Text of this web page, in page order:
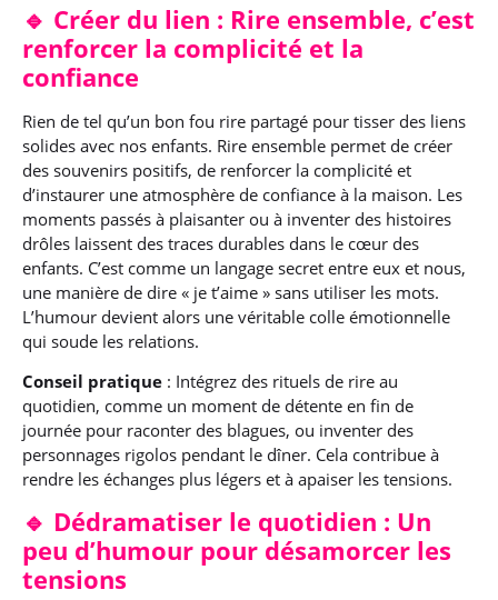
🔹 Créer du lien : Rire ensemble, c’est
renforcer la complicité et la
confiance
Rien de tel qu’un bon fou rire partagé pour tisser des liens
solides avec nos enfants. Rire ensemble permet de créer
des souvenirs positifs, de renforcer la complicité et
d’instaurer une atmosphère de confiance à la maison. Les
moments passés à plaisanter ou à inventer des histoires
drôles laissent des traces durables dans le cœur des
enfants. C’est comme un langage secret entre eux et nous,
une manière de dire « je t’aime » sans utiliser les mots.
L’humour devient alors une véritable colle émotionnelle
qui soude les relations.
Conseil pratique : Intégrez des rituels de rire au
quotidien, comme un moment de détente en fin de
journée pour raconter des blagues, ou inventer des
personnages rigolos pendant le dîner. Cela contribue à
rendre les échanges plus légers et à apaiser les tensions.
🔹 Dédramatiser le quotidien : Un
peu d’humour pour désamorcer les
tensions